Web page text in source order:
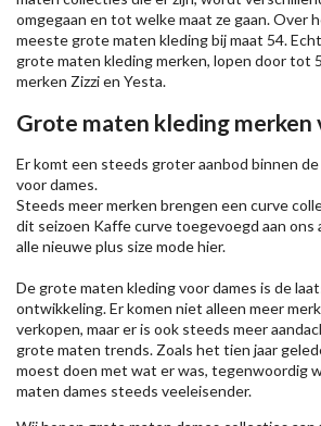
omgegaan en tot welke maat ze gaan. Over
meeste grote maten kleding bij maat 54.
grote maten kleding merken, lopen door tot
merken Zizzien Yesta.
Grote maten kleding merken
Er komt een steeds groter aanbod binnen
voor dames.
Steeds meer merken brengen een curve
dit seizoen Kaffecurve toegevoegd aan ons
alle nieuweplus size modehier.
De grote maten kleding voor dames is de
ontwikkeling. Er komen niet alleen meer
verkopen, maar er is ook steeds meer
grote maten trends. Zoals het tien jaar
moest doen met wat er was, tegenwoordig
maten dames steeds veeleisender.